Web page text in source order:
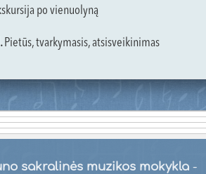
po vienuolyną
Pietūs, tvarkymasis, atsisveikinimas
sakralinės muzikos mokykla-